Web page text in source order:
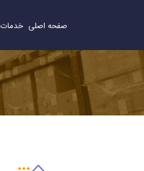
صفحه اصلی خدمات